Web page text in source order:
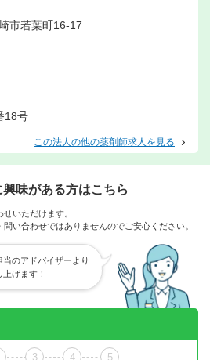
市若葉町16-17
18号
この法人の他の薬剤師求人を見る
興味がある方はこちら
いただけます。
い合わせではありませんのでご安心ください。
のアドバイザーより
げます！
3 4 5